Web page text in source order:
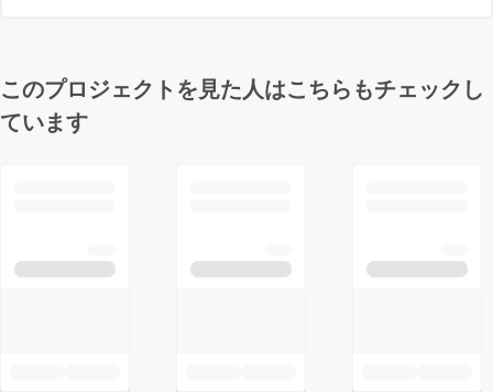
このプロジェクトを見た人はこちらもチェックし
ています